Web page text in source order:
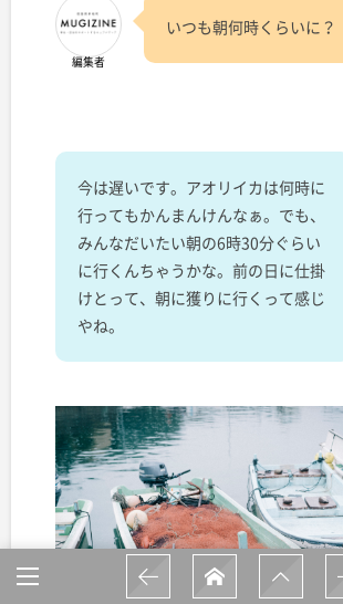
編集者
いつも朝何時くらいに？
今は遅いです。アオリイカは何時に
行ってもかんまんけんなぁ。でも、
みんなだいたい朝の6時30分ぐらい
に行くんちゃうかな。前の日に仕掛
けとって、朝に獲りに行くって感じ
やね。